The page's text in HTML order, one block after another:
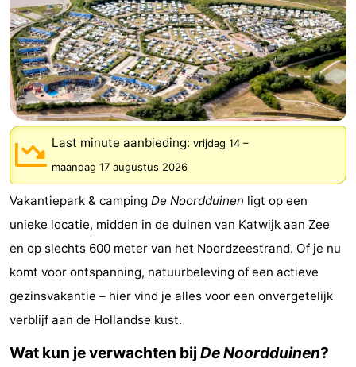
Campings
Hotels
Vakantiehuizen
-
De
Noordduinen
-
Duinrell
Last
Zien
doen
-
Last minute aanbieding: vrijdag 14 –
maandag 17 augustus 2026
Vakantiepark & camping De Noordduinen ligt op een
unieke locatie, midden in de duinen van Katwijk aan Zee
en op slechts 600 meter van het Noordzeestrand. Of je nu
komt voor ontspanning, natuurbeleving of een actieve
gezinsvakantie – hier vind je alles voor een onvergetelijk
verblijf aan de Hollandse kust.
Wat kun je verwachten bij De Noordduinen?